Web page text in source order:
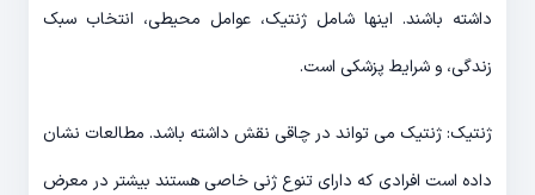
داشته باشند. اینها شامل ژنتیک، عوامل محیطی، انتخاب سبک
زندگی، و شرایط پزشکی است.
ژنتیک: ژنتیک می تواند در چاقی نقش داشته باشد. مطالعات نشان
داده است افرادی که دارای تنوع ژنی خاصی هستند بیشتر در معرض